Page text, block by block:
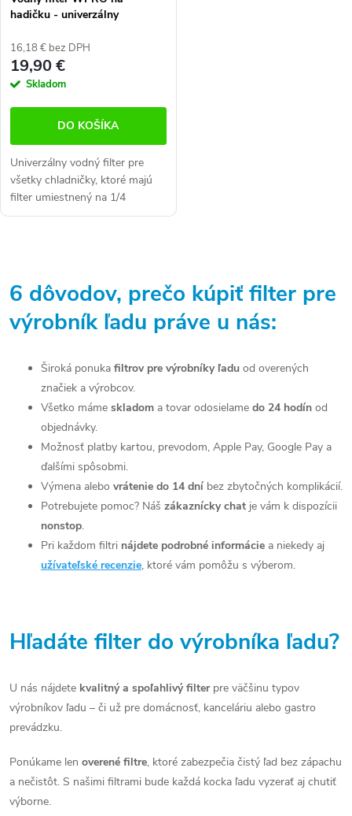
hadičku - univerzálny
16,18 € bez DPH
19,90 €
Skladom
DO KOŠÍKA
Univerzálny vodný filter pre
všetky chladničky, ktoré majú
filter umiestnený na 1/4
"hadičke. Vhodné pre všetky
v
l
y
v
ý
p
i
s
u
6 dôvodov, prečo kúpiť filter pre
výrobník ľadu práve u nás:
Široká ponuka filtrov pre výrobníky ľadu od overených
značiek a výrobcov.
Všetko máme skladom a tovar odosielame do 24 hodín od
objednávky.
Možnosť platby kartou, prevodom, Apple Pay, Google Pay a
ďalšími spôsobmi.
Výmena alebo vrátenie do 14 dní bez zbytočných komplikácií.
Potrebujete pomoc? Náš zákaznícky chat je vám k dispozícii
nonstop.
Pri každom filtri nájdete podrobné informácie a niekedy aj
užívateľské recenzie, ktoré vám pomôžu s výberom.
Hľadáte filter do výrobníka ľadu?
U nás nájdete kvalitný a spoľahlivý filterpre väčšinu typov
výrobníkov ľadu – či už pre domácnosť, kanceláriu alebo gastro
prevádzku.
Ponúkame len overené filtre, ktoré zabezpečia čistý ľad bez zápachu
a nečistôt. S našimi filtrami bude každá kocka ľadu vyzerať aj chutiť
výborne.